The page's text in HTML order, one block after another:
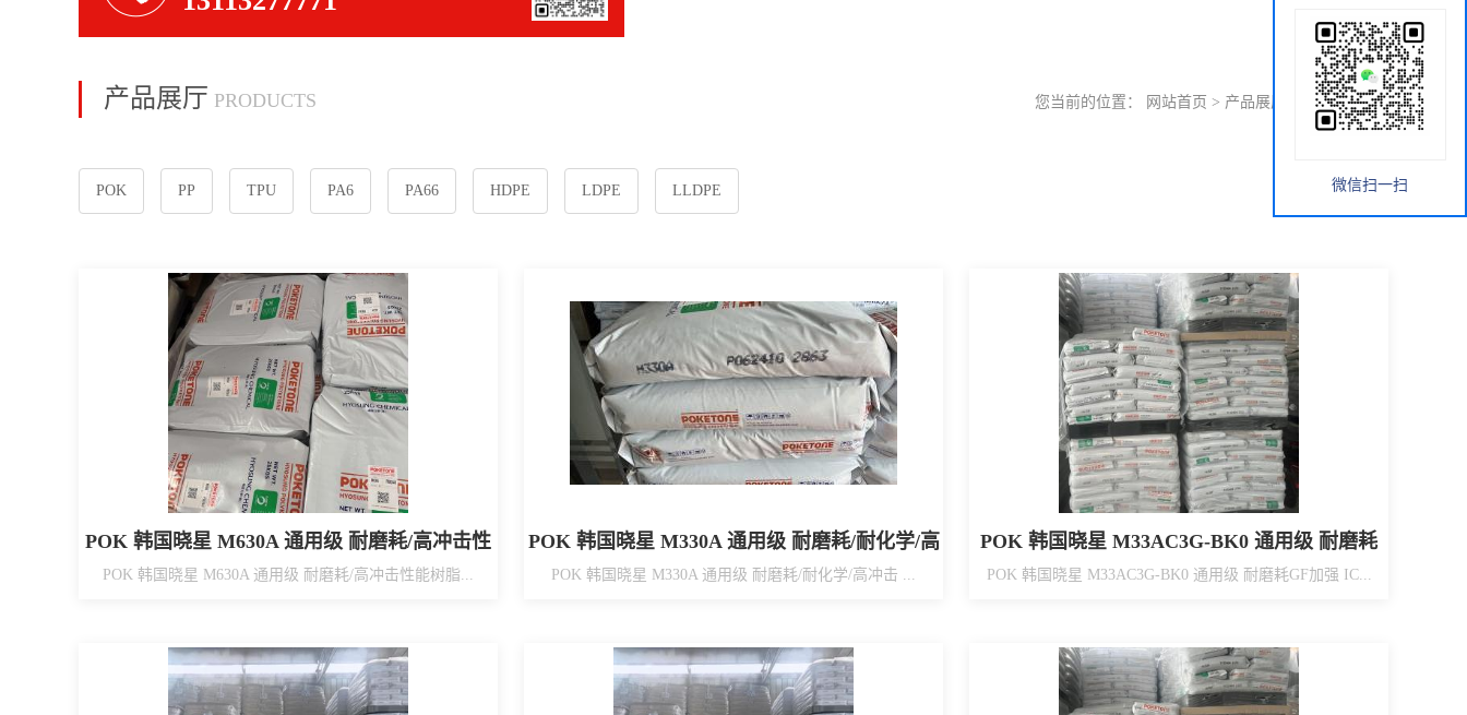
产品展厅 PRODUCTS 您当前的位置： 网站首页 > 产品展厅 POK>通用型
POK PP TPU PA6 PA66 HDPE LDPE LLDPE
POK 韩国晓星 M630A 通用级 耐磨耗/高冲击性
能树脂材料
POK 韩国晓星 M630A 通用级 耐磨耗/高冲击性能树脂...
POK 韩国晓星 M330A 通用级 耐磨耗/耐化学/高
冲击
POK 韩国晓星 M330A 通用级 耐磨耗/耐化学/高冲击 ...
POK 韩国晓星 M33AC3G-BK0 通用级 耐磨耗
GF加强 IC芯片托盘（IC Chip Tray）
POK 韩国晓星 M33AC3G-BK0 通用级 耐磨耗GF加强 IC...
微信扫一扫